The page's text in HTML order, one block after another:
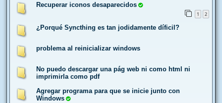
Recuperar iconos desaparecidos
1 2
¿Porqué Syncthing es tan jodidamente díficil?
problema al reinicializar windows
No puedo descargar una pág web ni como html ni
imprimirla como pdf
Agregar programa para que se inicie junto con
Windows